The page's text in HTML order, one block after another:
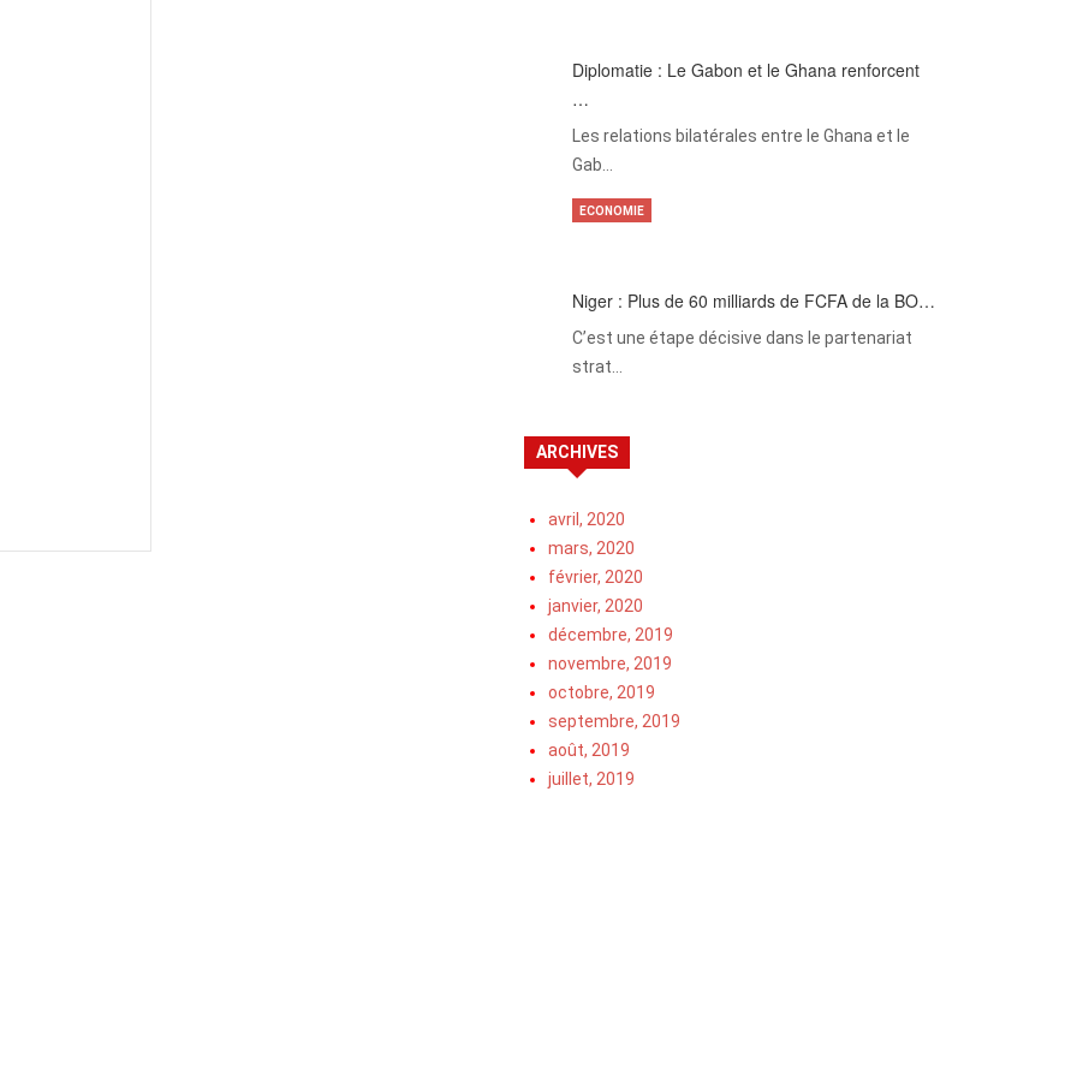
Diplomatie : Le Gabon et le Ghana renforcent
…
Les relations bilatérales entre le Ghana et le
Gab…
Niger : Plus de 60 milliards de FCFA de la BO…
C’est une étape décisive dans le partenariat
strat…
ECONOMIE
ARCHIVES
avril, 2020
mars, 2020
février, 2020
janvier, 2020
décembre, 2019
novembre, 2019
octobre, 2019
septembre, 2019
août, 2019
juillet, 2019